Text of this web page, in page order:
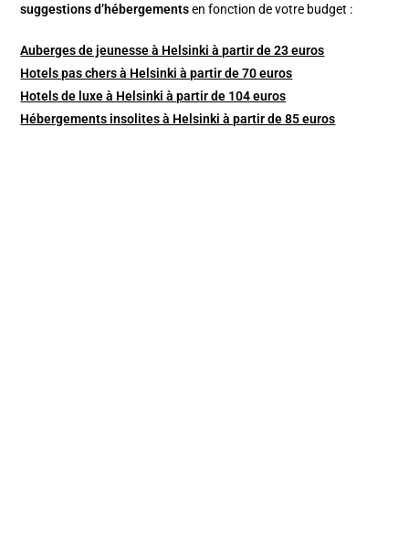
suggestions d’hébergements en fonction de votre budget :
Auberges de jeunesse à Helsinki à partir de 23 euros
Hotels pas chers à Helsinki à partir de 70 euros
Hotels de luxe à Helsinki à partir de 104 euros
Hébergements insolites à Helsinki à partir de 85 euros